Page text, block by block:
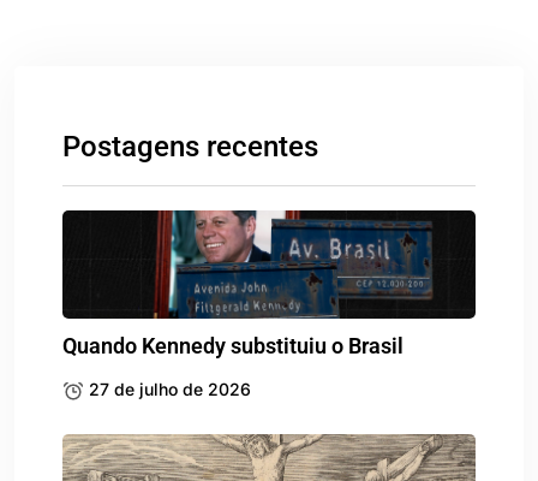
Postagens recentes
Quando Kennedy substituiu o Brasil
27 de julho de 2026